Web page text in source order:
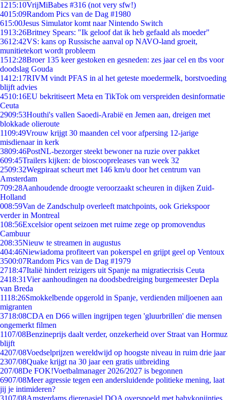
1215:10VrijMiBabes #316 (not very sfw!)
4015:09Random Pics van de Dag #1980
615:00Jesus Simulator komt naar Nintendo Switch
1913:26Britney Spears: "Ik geloof dat ik heb gefaald als moeder"
3612:42VS: kans op Russische aanval op NAVO-land groeit,
munitietekort wordt probleem
1512:28Broer 135 keer gestoken en gesneden: zes jaar cel en tbs voor
doodslag Gouda
1412:17RIVM vindt PFAS in al het geteste moedermelk, borstvoeding
blijft advies
4510:16EU bekritiseert Meta en TikTok om verspreiden desinformatie
Ceuta
2909:53Houthi's vallen Saoedi-Arabië en Jemen aan, dreigen met
blokkade olieroute
1109:49Vrouw krijgt 30 maanden cel voor afpersing 12-jarige
misdienaar in kerk
3809:46PostNL-bezorger steekt bewoner na ruzie over pakket
609:45Trailers kijken: de bioscoopreleases van week 32
2509:32Wegpiraat scheurt met 146 km/u door het centrum van
Amsterdam
709:28Aanhoudende droogte veroorzaakt scheuren in dijken Zuid-
Holland
008:59Van de Zandschulp overleeft matchpoints, ook Griekspoor
verder in Montreal
108:56Excelsior opent seizoen met ruime zege op promovendus
Cambuur
208:35Nieuw te streamen in augustus
404:46Niewiadoma profiteert van pokerspel en grijpt geel op Ventoux
3500:07Random Pics van de Dag #1979
2718:47Italië hindert reizigers uit Spanje na migratiecrisis Ceuta
2418:31Vier aanhoudingen na doodsbedreiging burgemeester Depla
van Breda
1118:26Smokkelbende opgerold in Spanje, verdienden miljoenen aan
migranten
3718:08CDA en D66 willen ingrijpen tegen 'gluurbrillen' die mensen
ongemerkt filmen
1107/08Benzineprijs daalt verder, onzekerheid over Straat van Hormuz
blijft
4207/08Voedselprijzen wereldwijd op hoogste niveau in ruim drie jaar
2307/08Quake krijgt na 30 jaar een gratis uitbreiding
207/08De FOK!Voetbalmanager 2026/2027 is begonnen
6907/08Meer agressie tegen een andersluidende politieke mening, laat
jij je intimideren?
3107/08Amsterdams dierenasiel DOA overspoeld met babykonijntjes